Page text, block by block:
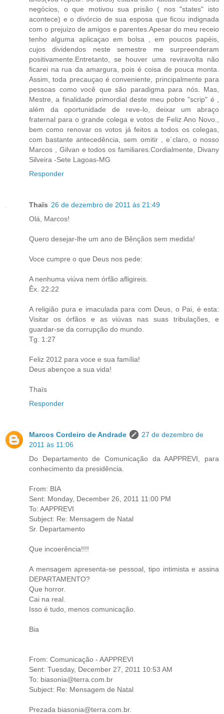
negócios, o que motivou sua prisão ( nos "states" isto
acontece) e o divórcio de sua esposa que ficou indignada
com o prejuizo de amigos e parentes.Apesar do meu receio
tenho alguma aplicaçao em bolsa , em poucos papéis,
cujos dividendos neste semestre me surpreenderam
positivamente.Entretanto, se houver uma reviravolta não
ficarei na rua da amargura, pois é coisa de pouca monta.
Assim, toda precauçao é conveniente, principalmente para
pessoas como você que são paradigma para nós. Mas,
Mestre, a finalidade primordial deste meu pobre "scrip" é ,
além da oportunidade de reve-lo, deixar um abraço
fraternal para o grande colega e votos de Feliz Ano Novo.,
bem como renovar os votos já feitos a todos os colegas,
com bastante antecedência, sem omitir , e´claro, o nosso
Marcos , Gilvan e todos os familiares.Cordialmente, Divany
Silveira -Sete Lagoas-MG
Responder
Thaïs 26 de dezembro de 2011 às 21:49
Olá, Marcos!
Quero desejar-lhe um ano de Bênçãos sem medida!
Voce cumpre o que Deus nos pede:
A nenhuma viúva nem órfão afligireis.
Êx. 22:22
A religião pura e imaculada para com Deus, o Pai, é esta:
Visitar os órfãos e as viúvas nas suas tribulações, e
guardar-se da corrupção do mundo.
Tg. 1:27
Feliz 2012 para voce e sua família!
Deus abençoe a sua vida!
Thaïs
Responder
Marcos Cordeiro de Andrade
27 de dezembro de
2011 às 11:06
Do Departamento de Comunicação da AAPPREVI, para
conhecimento da presidência.
From: BIA
Sent: Monday, December 26, 2011 11:00 PM
To: AAPPREVI
Subject: Re: Mensagem de Natal
Sr. Departamento
Que incoerência!!!!
A mensagem apresenta-se pessoal, tipo intimista e assina
DEPARTAMENTO?
Que horror.
Cai na real.
Isso é tudo, menos comunicação.
Bia
From: Comunicação - AAPPREVI
Sent: Tuesday, December 27, 2011 10:53 AM
To: biasonia@terra.com.br
Subject: Re: Mensagem de Natal
Prezada biasonia@terra.com.br.